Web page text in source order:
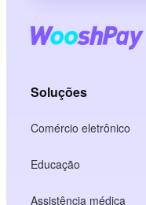
Soluções
Comércio eletrônico
Educação
Assistência médica